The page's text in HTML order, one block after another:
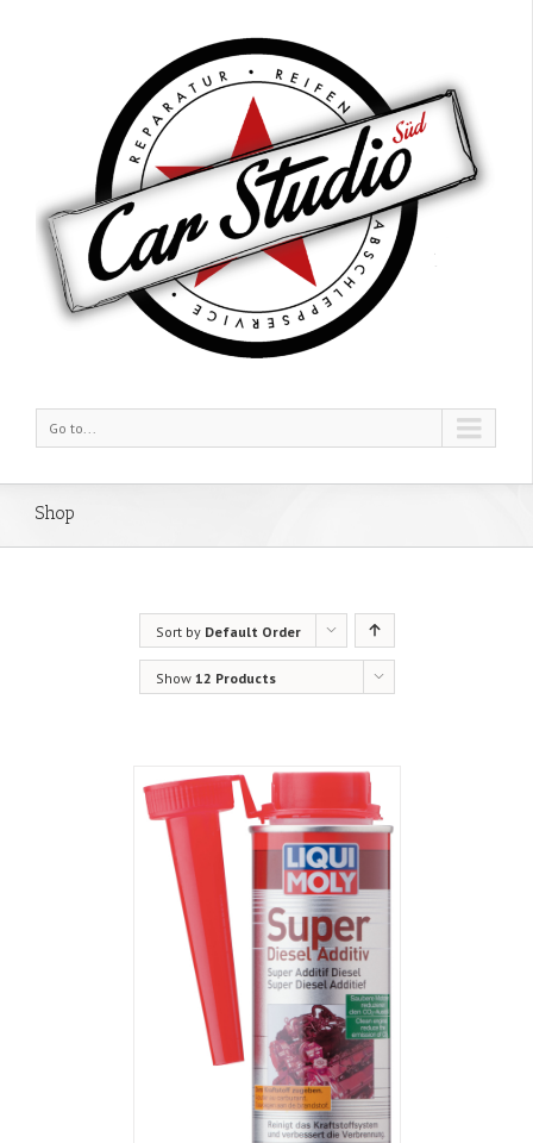
Go to...
Shop
Sort by Default Order
Show 12 Products